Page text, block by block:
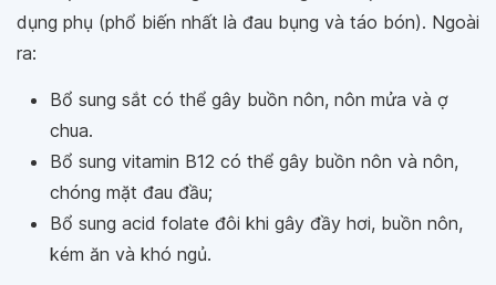
dụng phụ (phổ biến nhất là đau bụng và táo bón). Ngoài
ra:
Bổ sung sắt có thể gây buồn nôn, nôn mửa và ợ
chua.
Bổ sung vitamin B12 có thể gây buồn nôn và nôn,
chóng mặt đau đầu;
Bổ sung acid folate đôi khi gây đầy hơi, buồn nôn,
kém ăn và khó ngủ.